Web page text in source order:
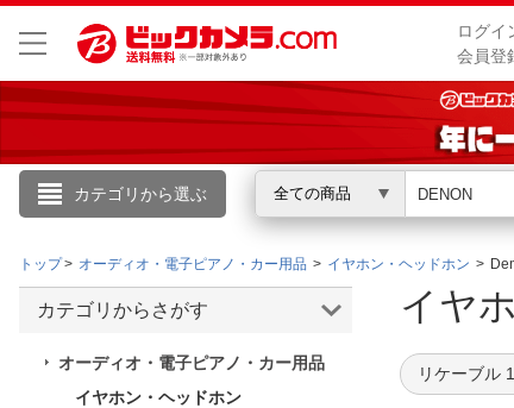
ログイ
会員登
カテゴリから選ぶ 全ての商品
こんにちは
ログイン
トップ オーディオ・電子ピアノ・カー用品 イヤホン・ヘッドホン
イヤ
リケーブル
カテゴリからさがす
オーディオ・電子ピアノ・カー用品
イヤホン・ヘッドホン